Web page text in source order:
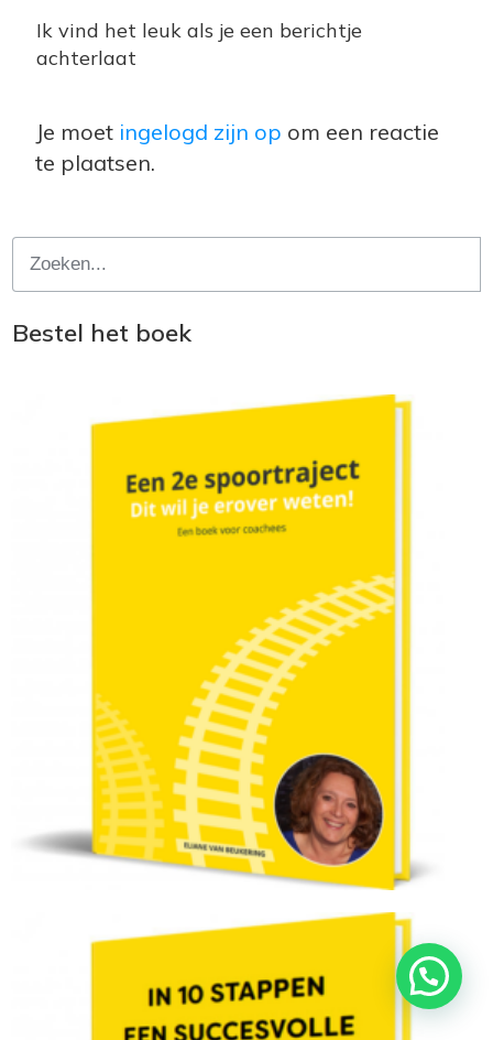
Ik vind het leuk als je een berichtje
achterlaat
Je moet ingelogd zijn op om een reactie
te plaatsen.
Bestel het boek